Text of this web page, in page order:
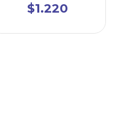
$1.220